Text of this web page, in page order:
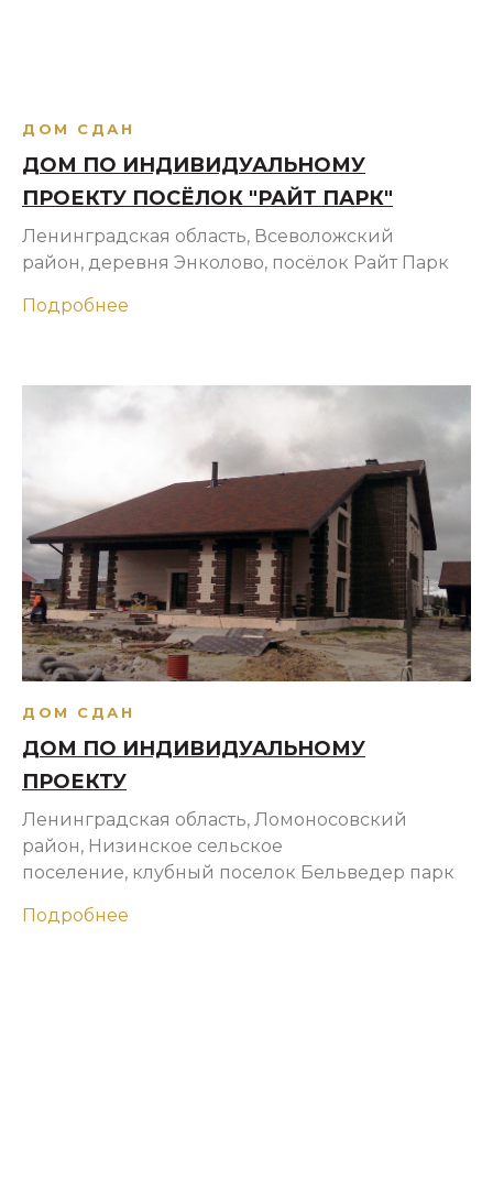
ДОМ СДАН
ДОМ ПО ИНДИВИДУАЛЬНОМУ
ПРОЕКТУ ПОСЁЛОК "РАЙТ ПАРК"
Ленинградская область, Всеволожский
район, деревня Энколово, посёлок Райт Парк
Подробнее
ДОМ СДАН
ДОМ ПО ИНДИВИДУАЛЬНОМУ
ПРОЕКТУ
Ленинградская область, Ломоносовский
район, Низинское сельское
поселение, клубный поселок Бельведер парк
Подробнее